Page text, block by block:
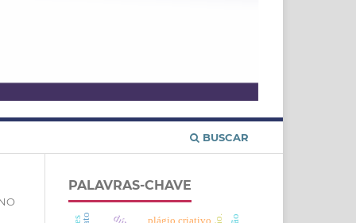
BUSCAR
PALAVRAS-CHAVE
plágio criativo